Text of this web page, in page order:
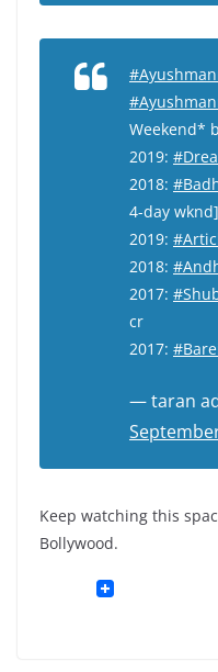
Weekend*
2019:
2018:
4-day wknd]
2019:
2018:
2017:
cr
2017:
— taran
Keep watching this
Bollywood.